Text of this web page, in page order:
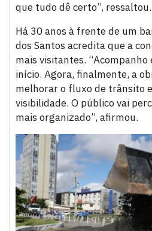
que tudo dê certo”, ressaltou.
Há 30 anos à frente de um
dos Santos acredita que a
mais visitantes. “Acompanho
início. Agora, finalmente, a
melhorar o fluxo de trânsito
visibilidade. O público vai
mais organizado”, afirmou.